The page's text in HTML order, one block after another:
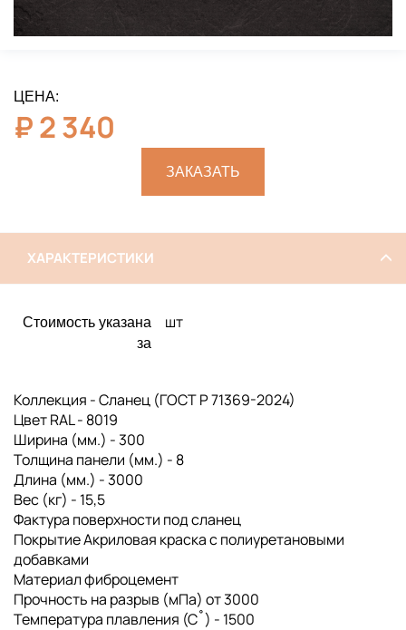
ЦЕНА:
₽2 340
ЗАКАЗАТЬ
ХАРАКТЕРИСТИКИ
Стоимость указана
за
шт
Коллекция - Сланец (ГОСТ Р 71369-2024)
Цвет RAL - 8019
Ширина (мм.) - 300
Толщина панели (мм.) - 8
Длина (мм.) - 3000
Вес (кг) - 15,5
Фактура поверхности под сланец
Покрытие Акриловая краска с полиуретановыми
добавками
Материал фиброцемент
Прочность на разрыв (мПа) от 3000
Температура плавления (С˚) - 1500